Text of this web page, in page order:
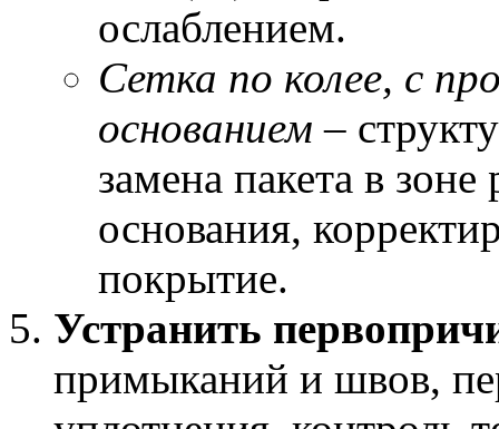
ослаблением.
Сетка по колее, с
основанием –
замена пакета в
основания,
покрытие.
Устранить
примыканий и швов,